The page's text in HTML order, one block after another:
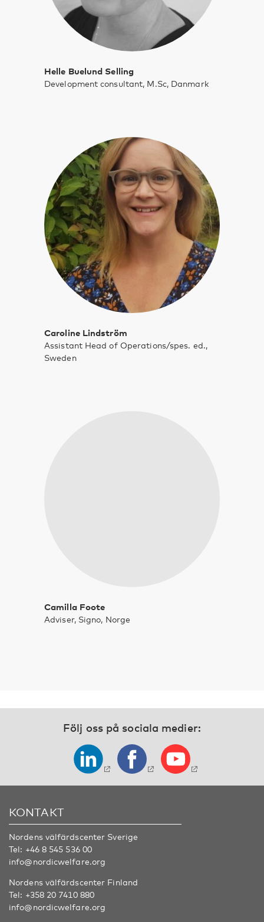
Helle Buelund Selling
Development consultant, M.Sc, Danmark
Caroline Lindström
Assistant Head of Operations/spes. ed.,
Sweden
Camilla Foote
Adviser, Signo, Norge
Följ oss på sociala medier:
KONTAKT
Nordens välfärdscenter Sverige
Tel: +46 8 545 536 00
info@nordicwelfare.org
Nordens välfärdscenter Finland
Tel: +358 20 7410 880
info@nordicwelfare.org